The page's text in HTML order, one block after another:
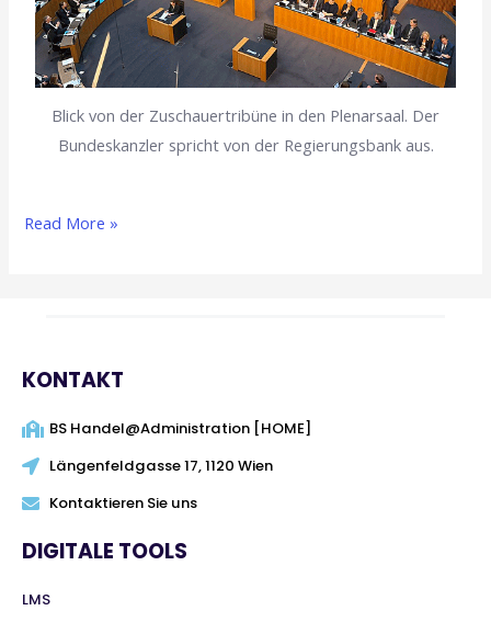
Blick von der Zuschauertribüne in den Plenarsaal. Der
Bundeskanzler spricht von der Regierungsbank aus.
Read More »
KONTAKT
BS Handel@Administration [HOME]
Längenfeldgasse 17, 1120 Wien
Kontaktieren Sie uns
DIGITALE TOOLS
LMS